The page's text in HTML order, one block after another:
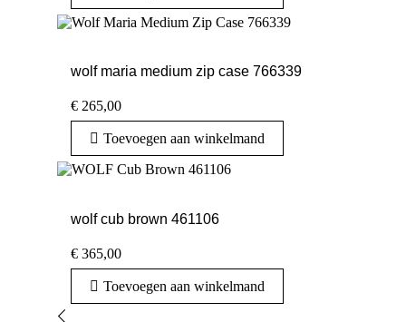
wolf maria medium zip case 766339
€ 265,00
Toevoegen aan winkelmand
wolf cub brown 461106
€ 365,00
Toevoegen aan winkelmand